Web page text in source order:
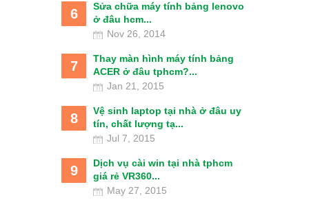
6
Sửa chữa máy tính bảng lenovo
ở đâu hcm...
Nov 26, 2014
7
Thay màn hình máy tính bảng
ACER ở đâu tphcm?...
Jan 21, 2015
8
Vệ sinh laptop tại nhà ở đâu uy
tín, chất lượng tạ...
Jul 7, 2015
9
Dịch vụ cài win tại nhà tphcm
giá rẻ VR360...
May 27, 2015